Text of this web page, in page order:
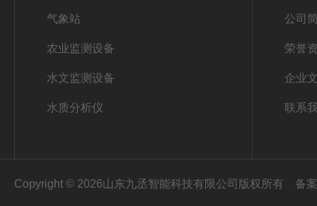
气象站
农业监测设备
水文监测设备
水质分析仪
公司
荣誉
企业
联系
Copyright © 2026山东九丞智能科技有限公司版权所有 备